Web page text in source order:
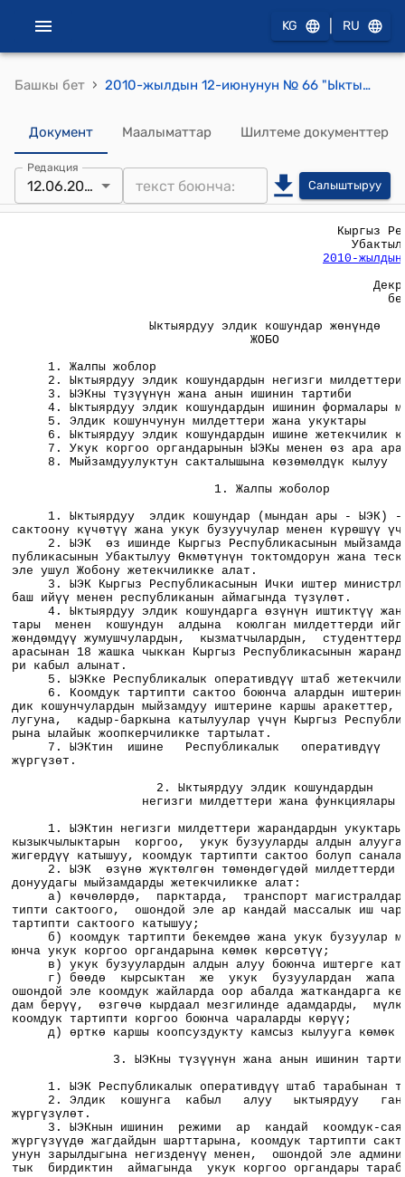
KG RU
Башкы бет › 2010-жылдын 12-июнунун № 66 "Ыктыярдуу элдик кошундар жөнүндө" ЖОБО
Документ Маалыматтар Шилтеме документтер
Редакция
12.06.2010 Салыштыруу